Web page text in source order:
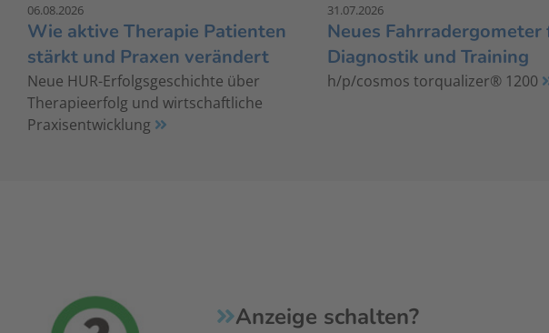
06.08.2026
Wie aktive Therapie Patienten
stärkt und Praxen verändert
Neue HUR-Erfolgsgeschichte über
Therapieerfolg und wirtschaftliche
Praxisentwicklung
31.07.2026
Neues Fahrradergometer
Diagnostik und Training
h/p/cosmos torqualizer® 1200
Anzeige schalten?